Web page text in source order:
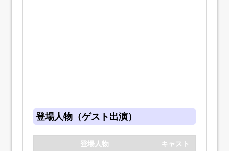
登場人物（ゲスト出演）
登場人物
キャスト